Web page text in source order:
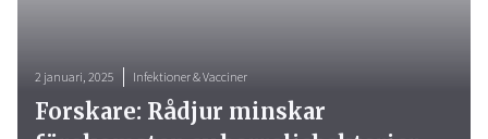
2 januari, 2025 Infektioner & Vacciner
Forskare: Rådjur minskar